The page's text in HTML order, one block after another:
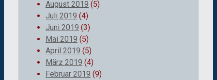
August 2019 (5)
Juli 2019 (4)
Juni 2019 (3)
Mai 2019 (5)
April 2019 (5)
März 2019 (4)
Februar 2019 (9)